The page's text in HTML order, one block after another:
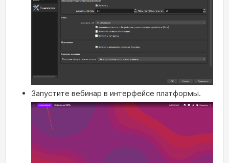
Запустите вебинар в интерфейсе платформы.